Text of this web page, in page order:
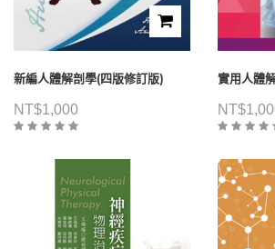
新編人體解剖學(四版修訂版)
NT$1,000
實用人體
NT$